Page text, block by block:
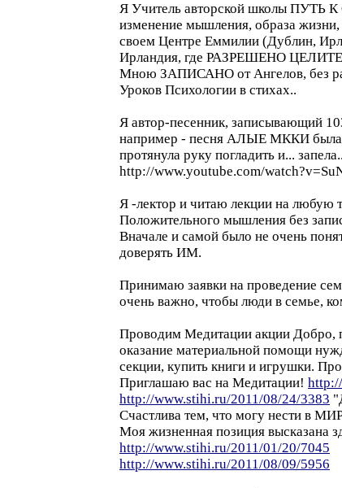
Я Учитель авторской школы ПУТЬ
изменение мышления, образа жизни,
своем Центре Еммилии (Дублин,
Ирландия, где РАЗРЕШЕНО
Мною ЗАПИСАНО от Ангелов, без
Уроков Психологии в стихах..
Я автор-песенник, записывающий
например - песня АЛЫЕ МККИ была
протянула руку погладить и...
http://www.youtube.com/
Я -лектор и читаю лекции на любую
Положительного мышления без
Вначале и самой было не очень
доверять ИМ.
Принимаю заявки на проведение
очень важно, чтобы люди в семье,
Проводим Медитации акции Добро,
оказание материальной помощи
секции, купить книги и игрушки.
Приглашаю вас на Медитации!
http://www.stihi.ru/2011/08/24/3383
Счастлива тем, что могу нести в
Моя жизненная позиция высказана
http://www.stihi.ru/2011/01/20/7045
http://www.stihi.ru/2011/08/09/5956